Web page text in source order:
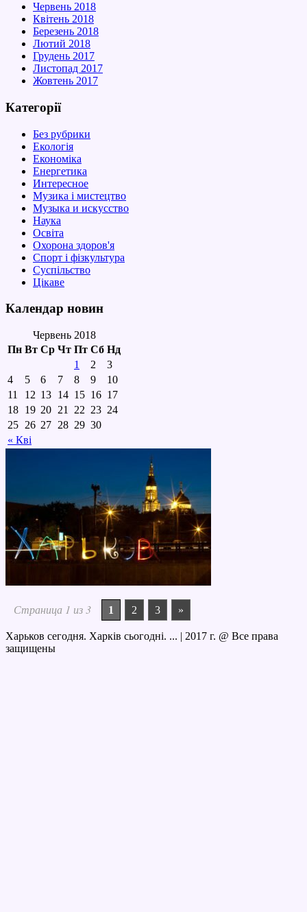
Червень 2018
Квітень 2018
Березень 2018
Лютий 2018
Грудень 2017
Листопад 2017
Жовтень 2017
Категорії
Без рубрики
Екологія
Економіка
Енергетика
Интересное
Музика і мистецтво
Музыка и искусство
Наука
Освіта
Охорона здоров'я
Спорт і фізкультура
Суспільство
Цікаве
Календар новин
Червень 2018
Пн Вт Ср Чт Пт Сб Нд
« Кві
1 2
3
4
5 6 7 8 9
10
11
12 13 14 15 16 17
18 19 20 21 22 23 24
25 26 27 28 29 30
Страница 1 из 3 1 2 3 »
Харьков сегодня. Харків сьогодні. ... | 2017 г. @ Все права
защищены